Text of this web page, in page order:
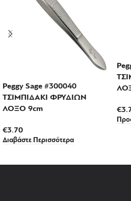
Peggy Sage #300040
ΤΣΙΜΠΙΔΑΚΙ ΦΡΥΔΙΩΝ
ΛΟΞΟ 9cm
€3.70
Διαβάστε Περισσότερα
€